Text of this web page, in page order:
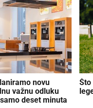
novu
važnu odluku
deset minuta
Što